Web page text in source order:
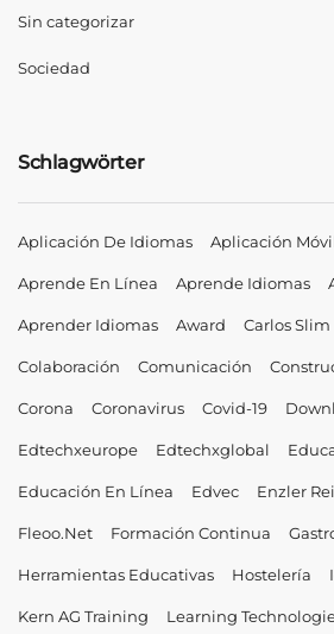
Sin categorizar
Sociedad
Schlagwörter
Aplicación De Idiomas Aplicación
Aprende En Línea Aprende Idiomas
Aprender Idiomas Award Carlos
Colaboración Comunicación
Corona Coronavirus Covid-19
Edtechxeurope Edtechxglobal
Educación En Línea Edvec Enzler
Fleoo.net Formación Continua
Herramientas Educativas Hostelería
Kern AG Training Learning